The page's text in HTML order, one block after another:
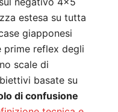
estesa su tutta
giapponesi
prime reflex degli
scale di
basate su
di confusione